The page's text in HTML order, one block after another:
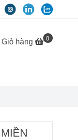
Giỏ hàng 0